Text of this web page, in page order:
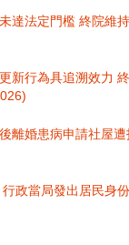
達法定門檻 終院維
新行為具追溯效力
離婚患病申請社屋
政當局發出居民身